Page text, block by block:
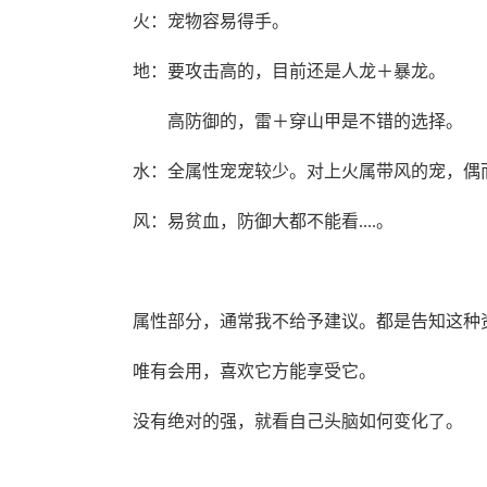
火：宠物容易得手。
地：要攻击高的，目前还是人龙＋暴龙。
高防御的，雷＋穿山甲是不错的选择。
水：全属性宠宠较少。对上火属带风的宠，偶
风：易贫血，防御大都不能看....。
属性部分，通常我不给予建议。都是告知这种
唯有会用，喜欢它方能享受它。
没有绝对的强，就看自己头脑如何变化了。